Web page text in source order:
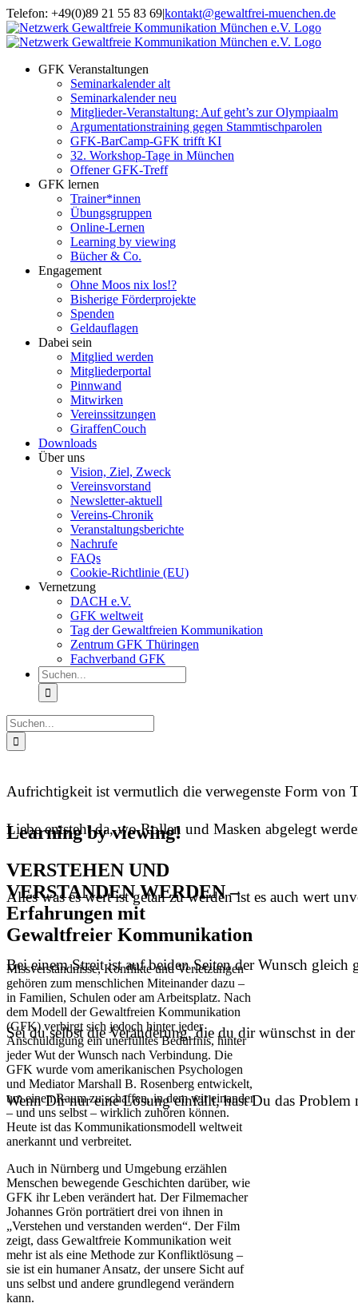
Zum
Inhalt
springen
Telefon: +49(0)89 21 55 83 69|kontakt@gewaltfrei-muenchen.de
Einloggen
Seminarkalender
Infos
zum
GFK Veranstaltungen
Seminarkalender alt
Seminarkalender neu
Mitglieder-Veranstaltung: Auf geht’s zur Olympiaalm
Argumentationstraining gegen Stammtischparolen
GFK-BarCamp-GFK trifft KI
32. Workshop-Tage in München
Offener GFK-Treff
GFK lernen
Trainer*innen
Übungsgruppen
Online-Lernen
Learning by viewing
Bücher & Co.
Engagement
Ohne Moos nix los!?
Bisherige Förderprojekte
Spenden
Geldauflagen
Dabei sein
Mitglied werden
Mitgliederportal
Pinnwand
Mitwirken
Vereinssitzungen
GiraffenCouch
Downloads
Über uns
Vision, Ziel, Zweck
Vereinsvorstand
Newsletter-aktuell
Vereins-Chronik
Veranstaltungsberichte
Nachrufe
FAQs
Cookie-Richtlinie (EU)
Vernetzung
DACH e.V.
GFK weltweit
Tag der Gewaltfreien Kommunikation
Zentrum GFK Thüringen
Fachverband GFK
Suche
nach:
Suche
nach:
Aufrichtigkeit ist vermutlich die verwegenste Form von
Liebe entsteht da, wo Rollen und Masken abgelegt
Alles was es wert ist getan zu werden ist es auch wert
Bei einem Streit ist auf beiden Seiten der Wunsch gleich
Sei du selbst die Veränderung, die du dir wünschst in
Wenn Dir nur eine Lösung einfällt, hast Du das
Learning by viewing!
VERSTEHEN UND
VERSTANDEN WERDEN –
Erfahrungen mit
Gewaltfreier Kommunikation
Missverständnisse, Konflikte und Verletzungen
gehören zum menschlichen Miteinander dazu –
in Familien, Schulen oder am Arbeitsplatz. Nach
dem Modell der Gewaltfreien Kommunikation
(GFK) verbirgt sich jedoch hinter jeder
Anschuldigung ein unerfülltes Bedürfnis, hinter
jeder Wut der Wunsch nach Verbindung. Die
GFK wurde vom amerikanischen Psychologen
und Mediator Marshall B. Rosenberg entwickelt,
um einen Raum zu schaffen, in dem wir einander
– und uns selbst – wirklich zuhören können.
Heute ist das Kommunikationsmodell weltweit
anerkannt und verbreitet.
Auch in Nürnberg und Umgebung erzählen
Menschen bewegende Geschichten darüber, wie
GFK ihr Leben verändert hat. Der Filmemacher
Johannes Grön porträtiert drei von ihnen in
„Verstehen und verstanden werden“. Der Film
zeigt, dass Gewaltfreie Kommunikation weit
mehr ist als eine Methode zur Konfliktlösung –
sie ist ein humaner Ansatz, der unsere Sicht auf
uns selbst und andere grundlegend verändern
kann.